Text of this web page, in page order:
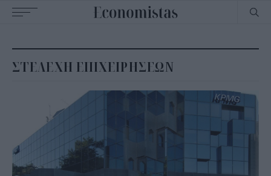
navigation
ΣΤΕΛΕΧΗ ΕΠΙΧΕΙΡΗΣΕΩΝ